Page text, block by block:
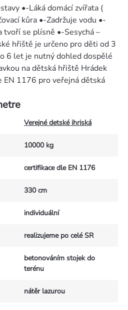
•-Láká domácí zvířata (
kůra •-Zadržuje vodu •-
se plísně •-Sesychá –
hřiště je určeno pro děti od 3
6 let je nutný dohled dospělé
na dětská hřiště Hrádek
EN 1176 pro veřejná dětská
Verejné detské ihriská
10000 kg
certifikace dle EN 1176
330 cm
individuální
realizujeme po celé SR
betonováním stojek do
terénu
nátěr lazurou